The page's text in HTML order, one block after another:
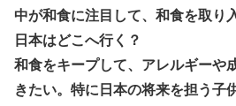
中が和食に注目して、和食を取り
日本はどこへ行く？
和食をキープして、アレルギーや
きたい。特に日本の将来を担う子